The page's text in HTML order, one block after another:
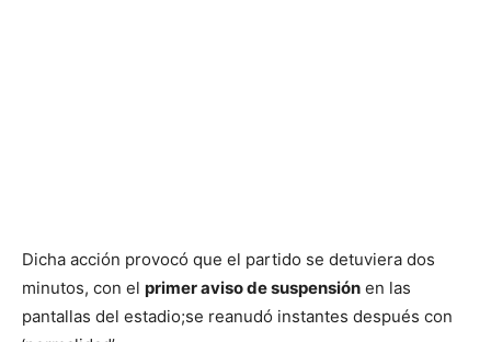
Dicha acción provocó que el partido se detuviera dos
minutos, con el primer aviso de suspensión en las
pantallas del estadio;se reanudó instantes después con